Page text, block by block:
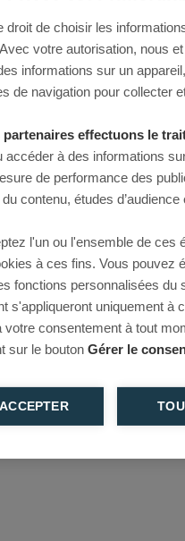
droit de choisir les
votre autorisation, nous et
informations sur un
de navigation pour collecter
partenaires effectuons le
accéder à des informations
de performance des
contenu, études
l'un ou l'ensemble de ces
à ces fins. Vous pouvez
fonctions personnalisées
s'appliqueront uniquement à
votre consentement à tout
sur le bouton Gérer le
This
Reload to try
Reload